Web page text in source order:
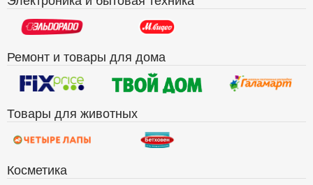
Ремонт и товары для дома
Товары для животных
Косметика